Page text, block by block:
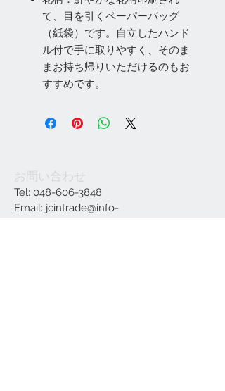
て、目を引くペーパーバッグ
（紙袋）です。自立したハンド
ル付で手に取りやすく、そのま
まお持ち帰りいただけるのもお
すすめです。
お問い合わせ
Tel: 048-606-3848
Email: jcintrade@info-